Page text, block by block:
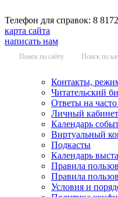
Телефон для справок: 8
карта сайта
написать нам
Поиск по сайту Поиск по
Контакты,
Читательский
Ответы на
Личный кабинет
Календарь
Виртуальный
Подкасты
Календарь
Правила
Правила
Условия и